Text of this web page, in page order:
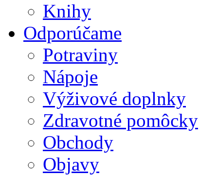
Knihy
Odporúčame
Potraviny
Nápoje
Výživové doplnky
Zdravotné pomôcky
Obchody
Objavy